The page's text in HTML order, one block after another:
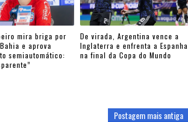
mira briga por
e aprova
semiautomático:
De virada, Argentina vence a
Inglaterra e enfrenta a Espanha
na final da Copa do Mundo
Postagem mais antiga